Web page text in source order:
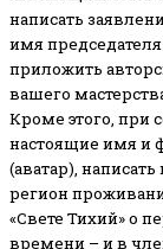
написать
имя
приложить
вашего
Кроме этого, при
настоящие имя и
(аватар), написать
регион
«Свете Тихий» о
времени – и в